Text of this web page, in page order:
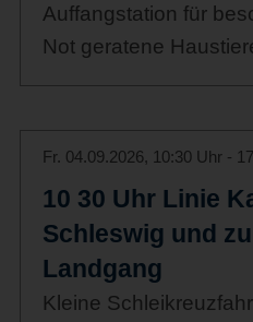
Auffangstation für
Not geratene
Fr. 04.09.2026, 10:30 Uhr -
10 30 Uhr Linie
Schleswig und
Landgang
Kleine